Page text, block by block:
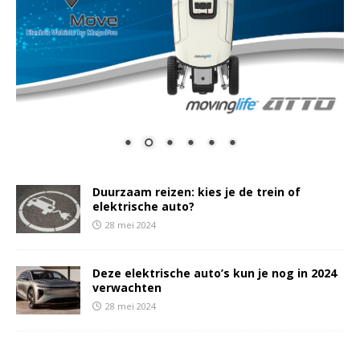
Duurzaam reizen: kies je de trein of
elektrische auto?
28 mei 2024
Deze elektrische auto’s kun je nog in 2024
verwachten
28 mei 2024